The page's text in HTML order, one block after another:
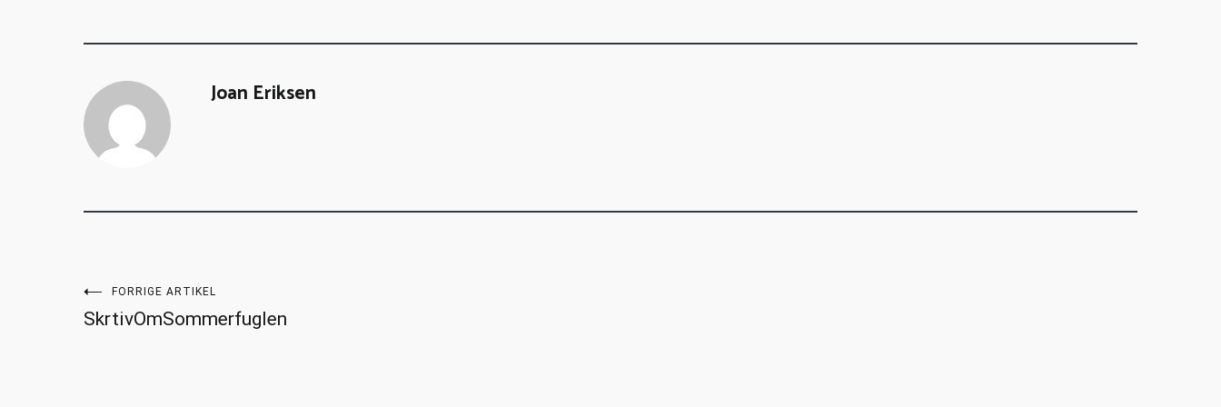
Joan Eriksen
FORRIGE ARTIKEL
SkrtivOmSommerfuglen